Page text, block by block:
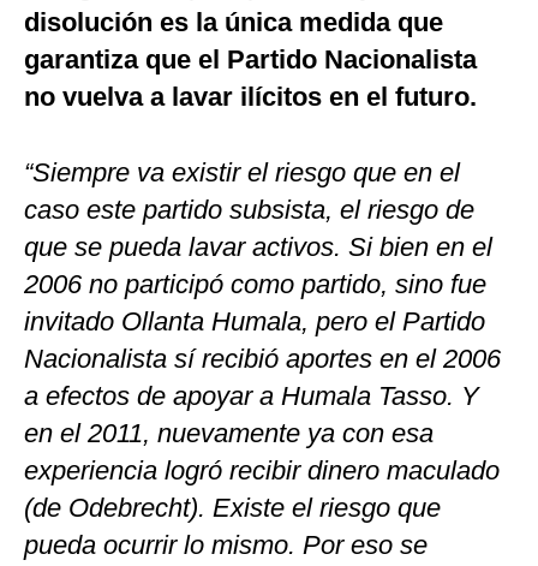
disolución es la única medida que
garantiza que el Partido Nacionalista
no vuelva a lavar ilícitos en el futuro.
“Siempre va existir el riesgo que en el
caso este partido subsista, el riesgo de
que se pueda lavar activos. Si bien en el
2006 no participó como partido, sino fue
invitado Ollanta Humala, pero el Partido
Nacionalista sí recibió aportes en el 2006
a efectos de apoyar a Humala Tasso. Y
en el 2011, nuevamente ya con esa
experiencia logró recibir dinero maculado
(de Odebrecht). Existe el riesgo que
pueda ocurrir lo mismo. Por eso se